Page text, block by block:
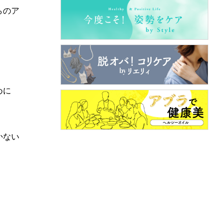
のア
に
ない